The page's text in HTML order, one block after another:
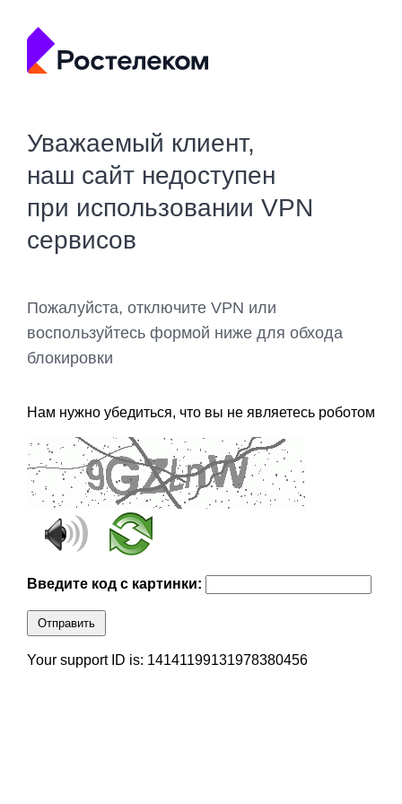
Уважаемый клиент,
наш сайт недоступен
при использовании VPN
сервисов
Пожалуйста, отключите VPN или
воспользуйтесь формой ниже для обхода
блокировки
Нам нужно убедиться, что вы не являетесь роботом
Введите код с картинки:
Отправить
Your support ID is: 14141199131978380456